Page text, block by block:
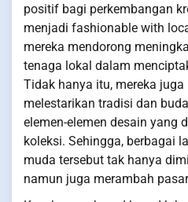
positif bagi perkembangan
menjadi fashionable with
mereka mendorong
tenaga lokal dalam
Tidak hanya itu, mereka
melestarikan tradisi dan
elemen-elemen desain yang
koleksi. Sehingga, berbagai
muda tersebut tak hanya
namun juga merambah